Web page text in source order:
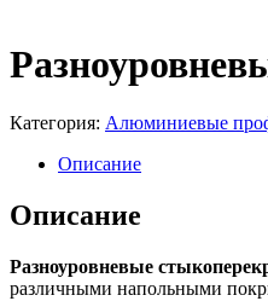
Категория: Алюминиевые
Описание
Описание
Разноуровневые
различными напольными